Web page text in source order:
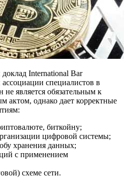
International Bar
специалистов в
является обязательным к
актом, однако дает корректные
биткойну;
цифровой системы;
хранения данных;
с применением
схеме сети.